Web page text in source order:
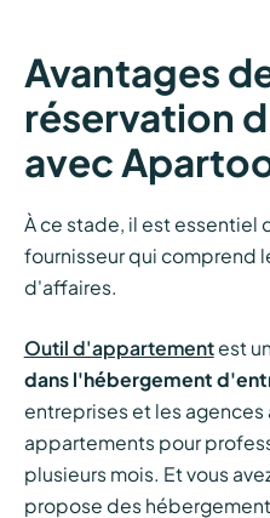
Avantages
réservation
avec
À ce stade, il est essentiel
fournisseur qui comprend
d'affaires.
Outil d'appartementest un
dans l'hébergement
entreprises et les agences
appartements pour
plusieurs mois. Et vous
propose des